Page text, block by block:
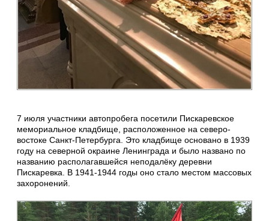
7 июля участники автопробега посетили Пискаревское
мемориальное кладбище, расположенное на северо-
востоке Санкт-Петербурга. Это кладбище основано в 1939
году на северной окраине Ленинграда и было названо по
названию располагавшейся неподалёку деревни
Пискаревка. В 1941-1944 годы оно стало местом массовых
захоронений.